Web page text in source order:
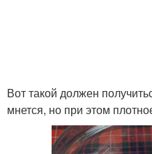
Вот такой должен
мнется, но при этом